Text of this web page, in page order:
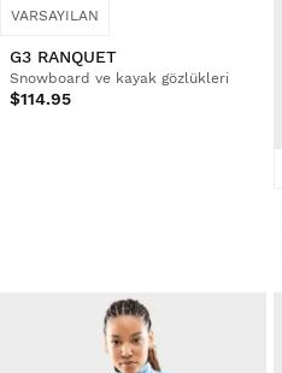
VARSAYILAN
G3 RANQUET
Snowboard ve kayak gözlükleri
$114.95